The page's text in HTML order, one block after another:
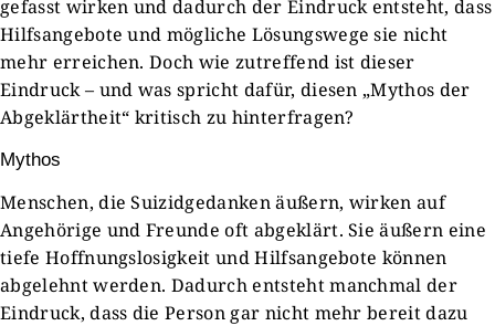
gefasst wirken und dadurch der Eindruck entsteht, dass
Hilfsangebote und mögliche Lösungswege sie nicht
mehr erreichen. Doch wie zutreffend ist dieser
Eindruck – und was spricht dafür, diesen „Mythos der
Abgeklärtheit“ kritisch zu hinterfragen?
Mythos
Menschen, die Suizidgedanken äußern, wirken auf
Angehörige und Freunde oft abgeklärt. Sie äußern eine
tiefe Hoffnungslosigkeit und Hilfsangebote können
abgelehnt werden. Dadurch entsteht manchmal der
Eindruck, dass die Person gar nicht mehr bereit dazu